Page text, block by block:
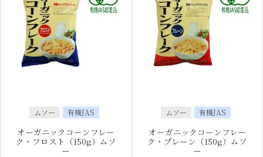
ムソー 有機JAS
オーガニックコーンフレー
ク・フロスト（150g）ムソ
ー
ムソー 有機JAS
オーガニックコーンフレー
ク・プレーン（150g）ムソ
ー